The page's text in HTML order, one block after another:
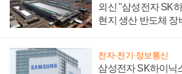
외신 "삼성전자 SK
현지 생산 반도체 장
전자·전기·정보통신
삼성전자 SK하이닉